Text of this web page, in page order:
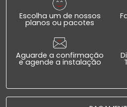
Escolha um de nossos
planos ou pacotes
Aguarde a confirmação
e agende a instalação